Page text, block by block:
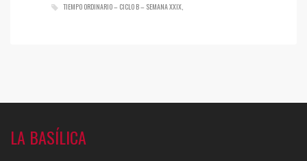
TIEMPO ORDINARIO – CICLO B – SEMANA XXIX
LA BASÍLICA